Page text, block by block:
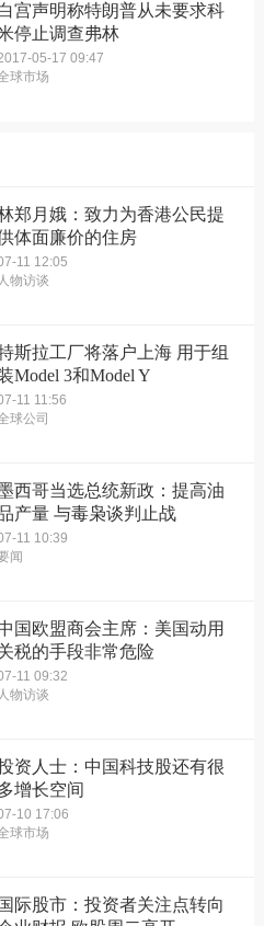
宫声明称特朗普从未要求科
停止调查弗林
05-17 09:47
球市场
郑月娥：致力为香港公民提
体面廉价的住房
11 12:05
人物访谈
斯拉工厂将落户上海 用于组
Model 3和Model Y
11 11:56
球公司
西哥当选总统新政：提高油
产量 与毒枭谈判止战
11 10:39
闻
国欧盟商会主席：美国动用
税的手段非常危险
11 09:32
人物访谈
资人士：中国科技股还有很
增长空间
10 17:06
球市场
国际股市：投资者关注点转向